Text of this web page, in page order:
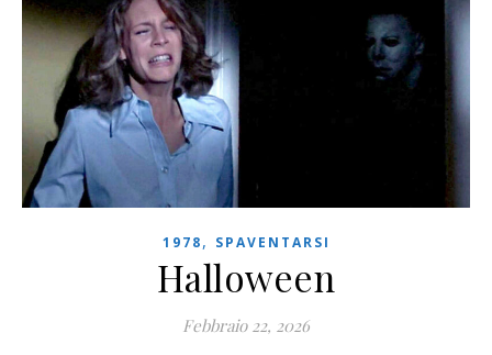
1978, SPAVENTARSI
Halloween
Febbraio 22, 2026